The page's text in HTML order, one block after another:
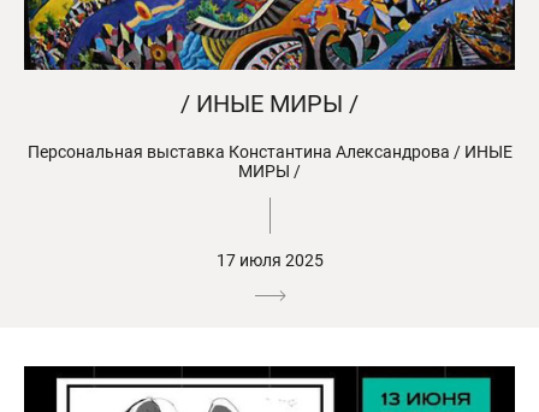
/ ИНЫЕ МИРЫ /
Персональная выставка Константина Александрова / ИНЫЕ
МИРЫ /
17 июля 2025